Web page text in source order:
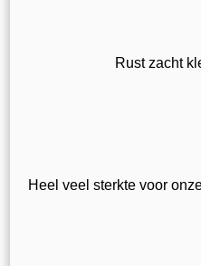
Rust zacht
Heel veel sterkte voor